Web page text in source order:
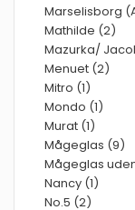
Marselisborg
Mathilde (2)
Mazurka/
Menuet (2)
Mitro (1)
Mondo (1)
Murat (1)
Mågeglas (9)
Mågeglas
Nancy (1)
No.5 (2)